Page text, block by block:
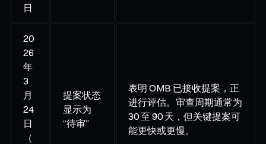
日
20
26
年
3
月
24
日
（
提案状态
显示为
“待审”
表明 OMB 已接收提案，正
进行评估。审查周期通常为
30 至 90 天，但关键提案可
能更快或更慢。